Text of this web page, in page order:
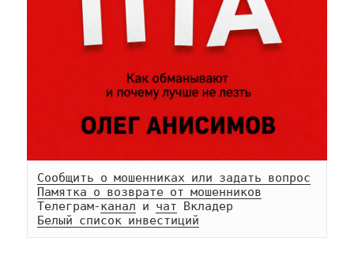
Сообщить о мошенниках или задать вопрос
Памятка о возврате от мошенников
Телеграм-канал и чат
Белый список инвестиций